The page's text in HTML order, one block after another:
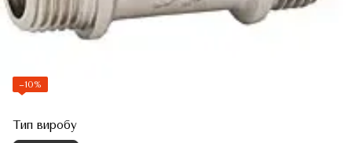
−10%
Тип виробу